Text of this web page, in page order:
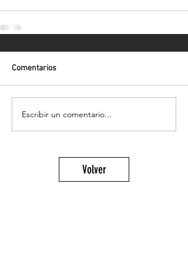
Comentarios
Escribir un comentario...
Volver